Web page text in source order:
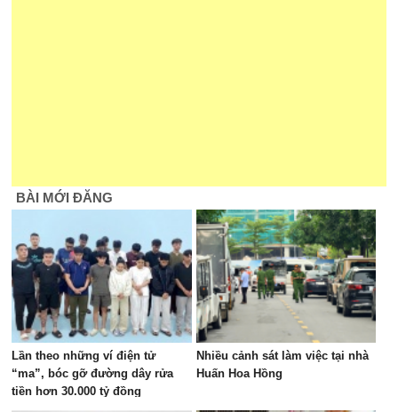
BÀI MỚI ĐĂNG
Lần theo những ví điện tử
“ma”, bóc gỡ đường dây rửa
tiền hơn 30.000 tỷ đồng
Nhiều cảnh sát làm việc tại nhà
Huấn Hoa Hồng